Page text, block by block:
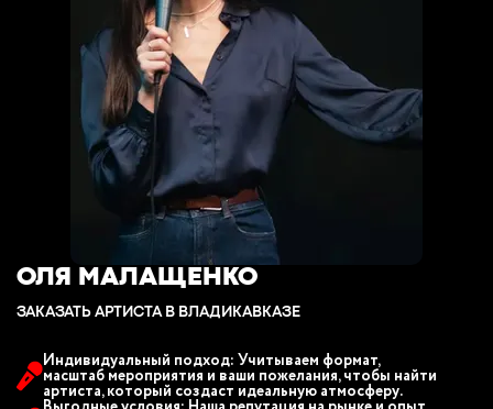
ОЛЯ МАЛАЩЕНКО
ЗАКАЗАТЬ АРТИСТА В ВЛАДИКАВКАЗЕ
Индивидуальный подход: Учитываем формат,
масштаб мероприятия и ваши пожелания, чтобы найти
артиста, который создаст идеальную атмосферу.